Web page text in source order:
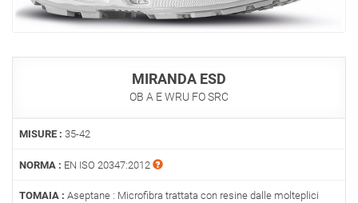
MIRANDA ESD
OB A E WRU FO SRC
MISURE : 35-42
NORMA : EN ISO 20347:2012
TOMAIA : Aseptane : Microfibra trattata con resine dalle molteplici